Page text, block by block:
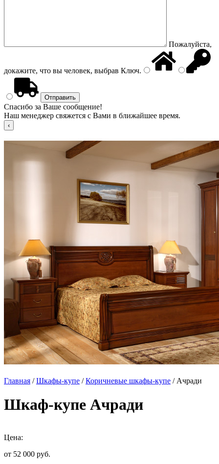
Пожалуйста,
докажите, что вы человек, выбрав Ключ.
Спасибо за Ваше сообщение!
Наш менеджер свяжется с Вами в ближайшее время.
Главная /Шкафы-купе /Коричневые шкафы-купе / Ачради
Шкаф-купе Ачради
Цена:
от 52 000 руб.